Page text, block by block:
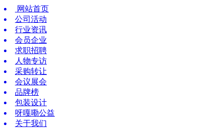
网站首页
公司活动
行业资讯
会员企业
求职招聘
人物专访
采购转让
会议展会
品牌榜
包装设计
呀嘎嘞公益
关于我们